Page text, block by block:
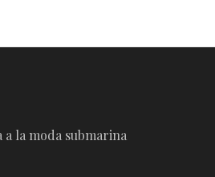
a la moda submarina